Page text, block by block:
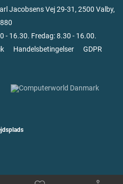
Jacobsens Vej 29-31, 2500 Valby,
- 16.30. Fredag: 8.30 - 16.00.
Handelsbetingelser
GDPR